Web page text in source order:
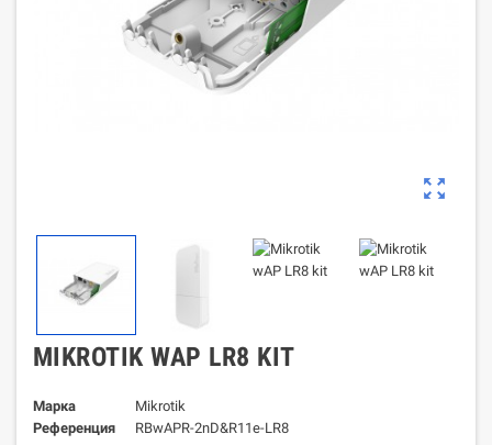
zoom_out_map
MIKROTIK WAP LR8 KIT
Марка
Mikrotik
Референция
RBwAPR-2nD&R11e-LR8